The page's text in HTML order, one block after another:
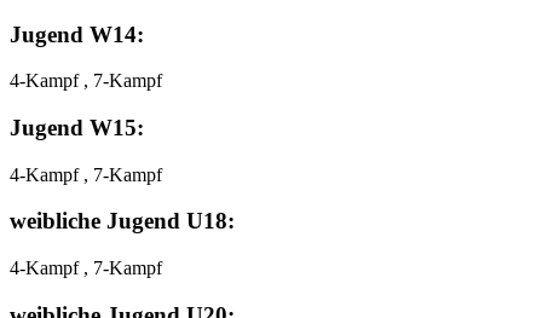
Jugend W14:
4-Kampf , 7-Kampf
Jugend W15:
4-Kampf , 7-Kampf
weibliche Jugend U18:
4-Kampf , 7-Kampf